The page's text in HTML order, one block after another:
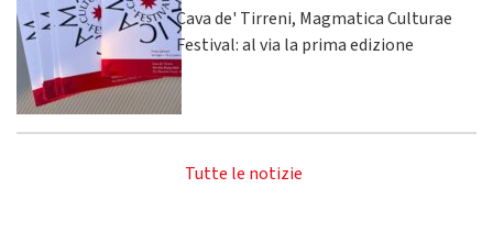
Cava de' Tirreni, Magmatica Culturae
Festival: al via la prima edizione
Tutte le notizie